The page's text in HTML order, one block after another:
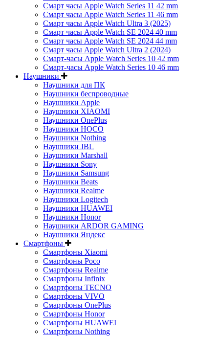
Смарт часы Apple Watch Series 11 42 mm
Смарт часы Apple Watch Series 11 46 mm
Смарт часы Apple Watch Ultra 3 (2025)
Смарт часы Apple Watch SE 2024 40 mm
Смарт часы Apple Watch SE 2024 44 mm
Смарт часы Apple Watch Ultra 2 (2024)
Смарт-часы Apple Watch Series 10 42 mm
Смарт-часы Apple Watch Series 10 46 mm
Наушники
Наушники для ПК
Наушники беспроводные
Наушники Apple
Наушники XIAOMI
Наушники OnePlus
Наушники HOCO
Наушники Nothing
Наушники JBL
Наушники Marshall
Наушники Sony
Наушники Samsung
Наушники Beats
Наушники Realme
Наушники Logitech
Наушники HUAWEI
Наушники Honor
Наушники ARDOR GAMING
Наушники Яндекс
Смартфоны
Смартфоны Xiaomi
Смартфоны Poco
Смартфоны Realme
Смартфоны Infinix
Смартфоны TECNO
Смартфоны VIVO
Смартфоны OnePlus
Смартфоны Honor
Смартфоны HUAWEI
Смартфоны Nothing